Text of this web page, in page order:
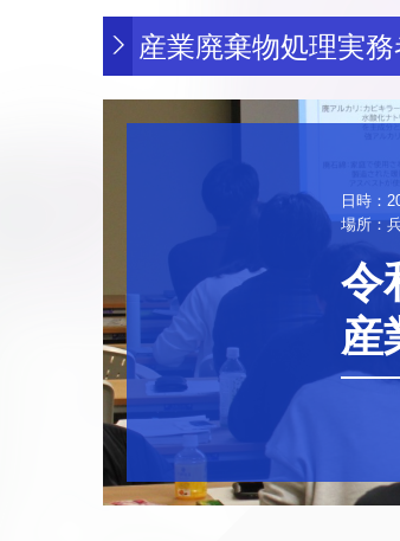
産業廃棄物処理実
日時：
場所：
令
産